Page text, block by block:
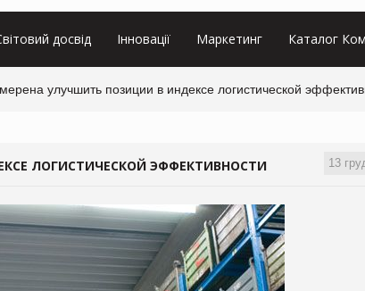
досвід Інновації Маркетинг Каталог
улучшить позиции в индексе логистической
13
ЛОГИСТИЧЕСКОЙ ЭФФЕКТИВНОСТИ